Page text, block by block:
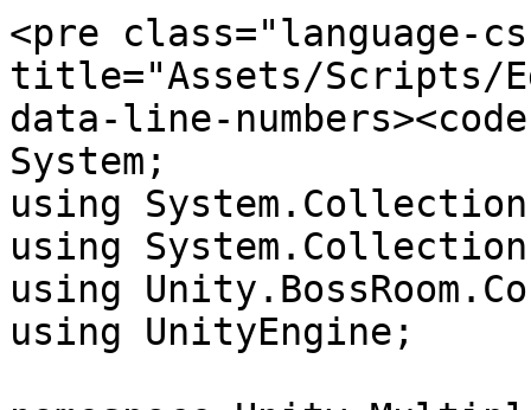
<pre class="language-
title="Assets/Scripts/
data-line-
System;
using
using
using
using UnityEngine;